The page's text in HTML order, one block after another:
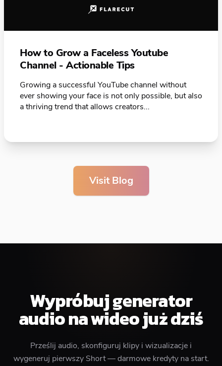
How to Grow a Faceless Youtube
Channel - Actionable Tips
Growing a successful YouTube channel without
ever showing your face is not only possible, but also
a thriving trend that allows creators...
Visit Blog
Wypróbuj generator
audio na wideo już dziś
Prześlij audio, skonfiguruj klipy i wizualizacje i
wygeneruj pierwszy Short — darmowe kredyty na start.